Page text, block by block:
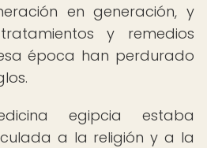
en generación, y
y remedios
época han perdurado
egipcia estaba
a la religión y a la